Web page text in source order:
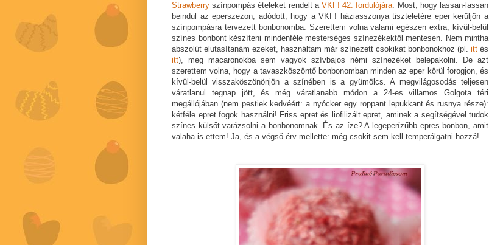
Strawberry színpompás ételeket rendelt a VKF! 42. fordulójára. Most, hogy lassan-lassan
beindul az eperszezon, adódott, hogy a VKF! háziasszonya tiszteletére eper kerüljön a
színpompásra tervezett bonbonomba. Szerettem volna valami egészen extra, kívül-belül
színes bonbont készíteni mindenféle mesterséges színezékektől mentesen. Nem mintha
abszolút elutasítanám ezeket, használtam már színezett csokikat bonbonokhoz (pl. ittés
itt), meg macaronokba sem vagyok szívbajos némi színezéket belepakolni. De azt
szerettem volna, hogy a tavaszköszöntő bonbonomban minden az eper körül forogjon, és
kívül-belül visszaköszönönjön a színében is a gyümölcs. A megvilágosodás teljesen
váratlanul tegnap jött, és még váratlanabb módon a 24-es villamos Golgota téri
megállójában (nem pestiek kedvéért: a nyócker egy roppant lepukkant és rusnya része):
kétféle epret fogok használni! Friss epret és liofilizált epret, aminek a segítségével tudok
színes külsőt varázsolni a bonbonomnak. És az íze? A legeperízűbb epres bonbon, amit
valaha is ettem! Ja, és a végső érv mellette: még csokit sem kell temperálgatni hozzá!